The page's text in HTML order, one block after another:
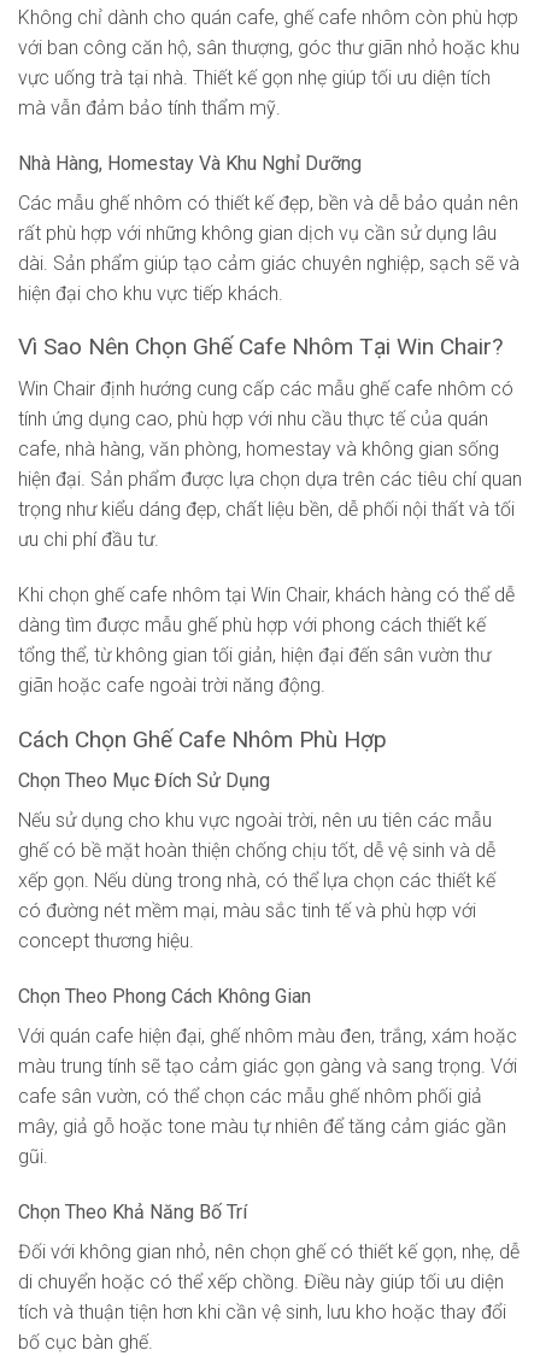
Không chỉ dành cho quán cafe, ghế cafe nhôm còn phù hợp
với ban công căn hộ, sân thượng, góc thư giãn nhỏ hoặc khu
vực uống trà tại nhà. Thiết kế gọn nhẹ giúp tối ưu diện tích
mà vẫn đảm bảo tính thẩm mỹ.
Nhà Hàng, Homestay Và Khu Nghỉ Dưỡng
Các mẫu ghế nhôm có thiết kế đẹp, bền và dễ bảo quản nên
rất phù hợp với những không gian dịch vụ cần sử dụng lâu
dài. Sản phẩm giúp tạo cảm giác chuyên nghiệp, sạch sẽ và
hiện đại cho khu vực tiếp khách.
Vì Sao Nên Chọn Ghế Cafe Nhôm Tại Win Chair?
Win Chair định hướng cung cấp các mẫu ghế cafe nhôm có
tính ứng dụng cao, phù hợp với nhu cầu thực tế của quán
cafe, nhà hàng, văn phòng, homestay và không gian sống
hiện đại. Sản phẩm được lựa chọn dựa trên các tiêu chí quan
trọng như kiểu dáng đẹp, chất liệu bền, dễ phối nội thất và tối
ưu chi phí đầu tư.
Khi chọn ghế cafe nhôm tại Win Chair, khách hàng có thể dễ
dàng tìm được mẫu ghế phù hợp với phong cách thiết kế
tổng thể, từ không gian tối giản, hiện đại đến sân vườn thư
giãn hoặc cafe ngoài trời năng động.
Cách Chọn Ghế Cafe Nhôm Phù Hợp
Chọn Theo Mục Đích Sử Dụng
Nếu sử dụng cho khu vực ngoài trời, nên ưu tiên các mẫu
ghế có bề mặt hoàn thiện chống chịu tốt, dễ vệ sinh và dễ
xếp gọn. Nếu dùng trong nhà, có thể lựa chọn các thiết kế
có đường nét mềm mại, màu sắc tinh tế và phù hợp với
concept thương hiệu.
Chọn Theo Phong Cách Không Gian
Với quán cafe hiện đại, ghế nhôm màu đen, trắng, xám hoặc
màu trung tính sẽ tạo cảm giác gọn gàng và sang trọng. Với
cafe sân vườn, có thể chọn các mẫu ghế nhôm phối giả
mây, giả gỗ hoặc tone màu tự nhiên để tăng cảm giác gần
gũi.
Chọn Theo Khả Năng Bố Trí
Đối với không gian nhỏ, nên chọn ghế có thiết kế gọn, nhẹ, dễ
di chuyển hoặc có thể xếp chồng. Điều này giúp tối ưu diện
tích và thuận tiện hơn khi cần vệ sinh, lưu kho hoặc thay đổi
bố cục bàn ghế.